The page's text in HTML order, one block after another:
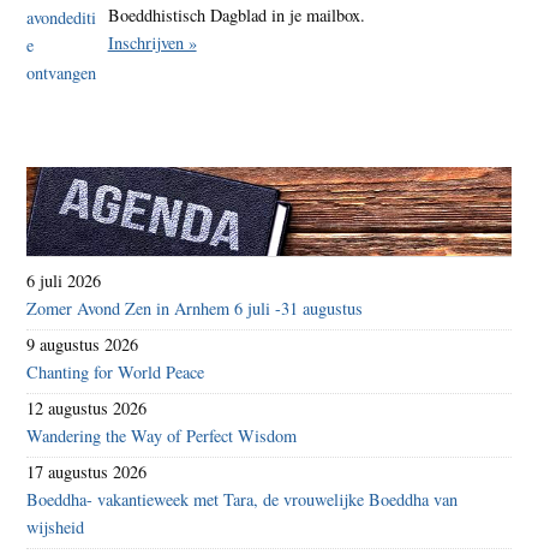
Boeddhistisch Dagblad in je mailbox.
Inschrijven »
6 juli 2026
Zomer Avond Zen in Arnhem 6 juli -31 augustus
9 augustus 2026
Chanting for World Peace
12 augustus 2026
Wandering the Way of Perfect Wisdom
17 augustus 2026
Boeddha- vakantieweek met Tara, de vrouwelijke Boeddha van
wijsheid